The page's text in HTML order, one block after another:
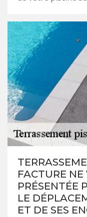
FACTURE NE
PRÉSENTÉE
LE
ET DE SES